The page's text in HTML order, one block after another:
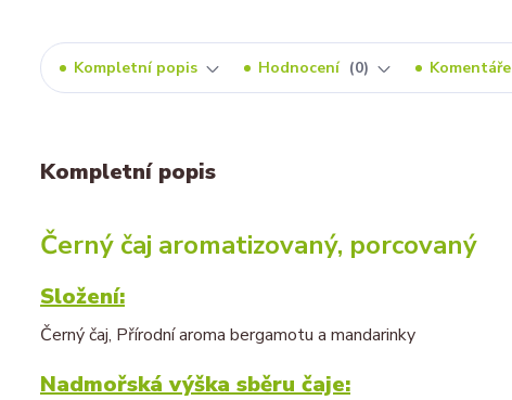
Kompletní popis Hodnocení 0 Komentáře
Kompletní popis
Černý čaj aromatizovaný, porcovaný
Složení:
Černý čaj, Přírodní aroma bergamotu a mandarinky
Nadmořská výška sběru čaje: